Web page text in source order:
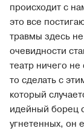
происходит с
это все
травмы здесь
очевидности
театр ничего
то сделать с
который
идейный борец
угнетенных, он